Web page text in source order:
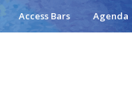
Access Bars Agenda